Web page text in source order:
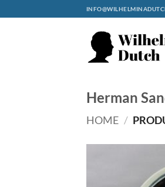
naar
Herman
HOME /